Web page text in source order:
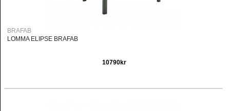
BRAFAB
LOMMA ELIPSE BRAFAB
10790kr